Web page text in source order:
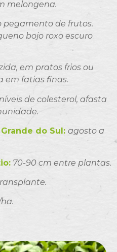
melongena.
pegamento de frutos.
bojo roxo escuro
em pratos frios ou
em fatias finas.
de colesterol, afasta
do Sul: agosto a
70-90 cm entre plantas.